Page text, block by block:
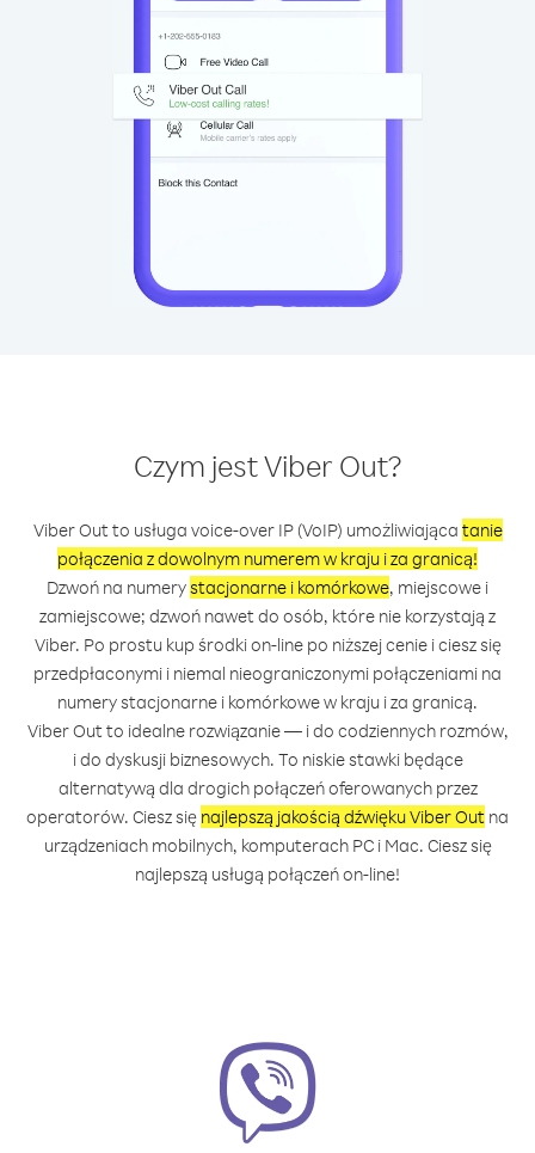
Czym jest Viber Out?
Viber Out to usługa voice-over IP (VoIP) umożliwiająca tanie
połączenia z dowolnym numerem w kraju i za granicą!
Dzwoń na numerystacjonarne i komórkowe, miejscowe i
zamiejscowe; dzwoń nawet do osób, które nie korzystają z
Viber. Po prostu kup środki on-line po niższej cenie i ciesz się
przedpłaconymi i niemal nieograniczonymi połączeniami na
numery stacjonarne i komórkowe w kraju i za granicą.
Viber Out to idealne rozwiązanie — i do codziennych rozmów,
i do dyskusji biznesowych. To niskie stawki będące
alternatywą dla drogich połączeń oferowanych przez
operatorów. Ciesz się najlepszą jakością dźwięku Viber Out na
urządzeniach mobilnych, komputerach PC i Mac. Ciesz się
najlepszą usługą połączeń on-line!